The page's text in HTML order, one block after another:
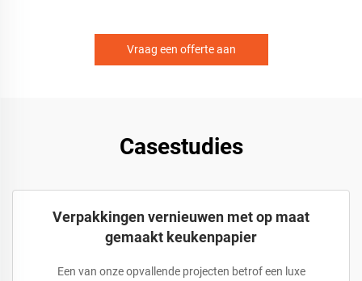
Vraag een offerte aan
Casestudies
Verpakkingen vernieuwen met op maat
gemaakt keukenpapier
Een van onze opvallende projecten betrof een luxe